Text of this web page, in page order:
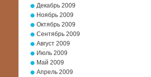
Декабрь 2009
Ноябрь 2009
Октябрь 2009
Сентябрь 2009
Август 2009
Июль 2009
Май 2009
Апрель 2009